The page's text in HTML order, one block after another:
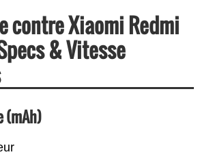
contre Xiaomi Redmi
& Vitesse
(mAh)